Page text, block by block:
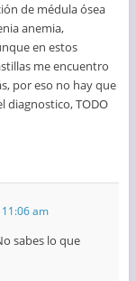
de médula ósea
anemia,
en estos
me encuentro
por eso no hay que
diagnostico, TODO
am
sabes lo que